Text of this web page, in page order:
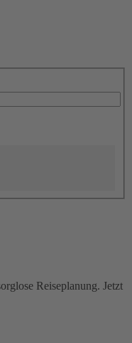
Reiseplanung. Jetzt